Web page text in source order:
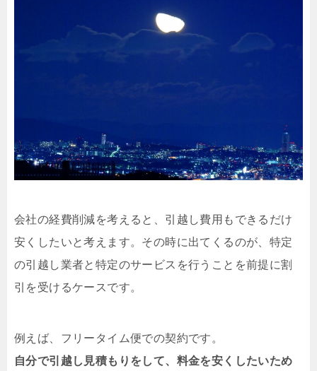
会社の経費削減を考えると、引越し費用もできるだけ
安くしたいと考えます。その時に出てくるのが、特定
の引越し業者と特定のサービスを行うことを前提に割
引を受けるケースです。
例えば、フリータイム便での契約です。
自分で引越し見積もりをして、料金を安くしたいため